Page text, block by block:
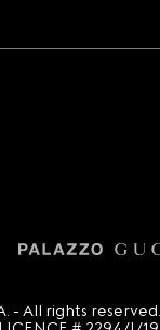
S.p.A. - All rights